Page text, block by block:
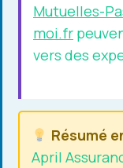
Mutuelles-
moi.fr
vers des
Résumé
April